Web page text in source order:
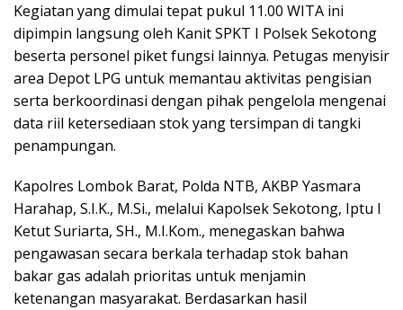
Kegiatan yang dimulai tepat pukul 11.00 WITA ini
dipimpin langsung oleh Kanit SPKT I Polsek Sekotong
beserta personel piket fungsi lainnya. Petugas menyisir
area Depot LPG untuk memantau aktivitas pengisian
serta berkoordinasi dengan pihak pengelola mengenai
data riil ketersediaan stok yang tersimpan di tangki
penampungan.
Kapolres Lombok Barat, Polda NTB, AKBP Yasmara
Harahap, S.I.K., M.Si., melalui Kapolsek Sekotong, Iptu I
Ketut Suriarta, SH., M.I.Kom., menegaskan bahwa
pengawasan secara berkala terhadap stok bahan
bakar gas adalah prioritas untuk menjamin
ketenangan masyarakat. Berdasarkan hasil